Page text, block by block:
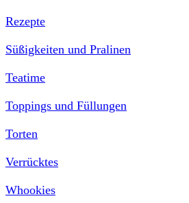
Rezepte
Süßigkeiten und Pralinen
Teatime
Toppings und Füllungen
Torten
Verrücktes
Whookies